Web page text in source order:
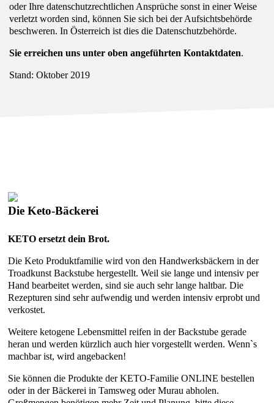
oder Ihre datenschutzrechtlichen Ansprüche sonst in einer Weise
verletzt worden sind, können Sie sich bei der Aufsichtsbehörde
beschweren. In Österreich ist dies die Datenschutzbehörde.
Sie erreichen uns unter oben angeführten Kontaktdaten.
Stand: Oktober 2019
Die Keto-Bäckerei
KETO ersetzt dein Brot.
Die Keto Produktfamilie wird von den Handwerksbäckern in der
Troadkunst Backstube hergestellt. Weil sie lange und intensiv per
Hand bearbeitet werden, sind sie auch sehr lange haltbar. Die
Rezepturen sind sehr aufwendig und werden intensiv erprobt und
verkostet.
Weitere ketogene Lebensmittel reifen in der Backstube gerade
heran und werden kürzlich auch hier vorgestellt werden. Wenn`s
machbar ist, wird angebacken!
Sie können die Produkte der KETO-Familie ONLINE bestellen
oder in der Bäckerei in Tamsweg oder Murau abholen.